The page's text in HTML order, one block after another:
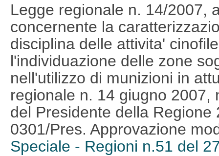
Legge regionale n. 14/2007,
concernente la
disciplina delle attivita'
l'individuazione delle zone
nell'utilizzo di munizioni in
regionale n. 14 giugno 2007,
del Presidente della
0301/Pres. Approvazione
Speciale - Regioni n.51 del